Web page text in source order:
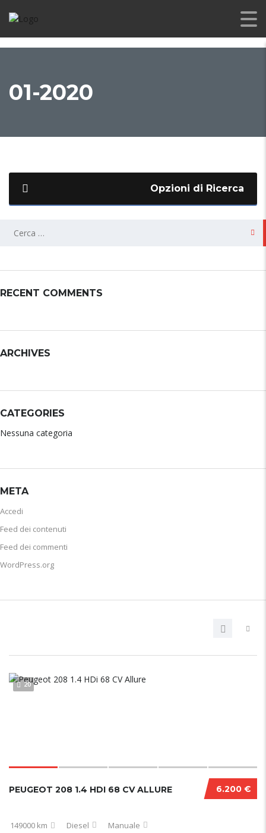
01-2020
Opzioni di Ricerca
RECENT COMMENTS
ARCHIVES
CATEGORIES
Nessuna categoria
META
Accedi
Feed dei contenuti
Feed dei commenti
WordPress.org
20
6.200 €
PEUGEOT 208 1.4 HDI 68 CV ALLURE
149000 km Diesel Manuale